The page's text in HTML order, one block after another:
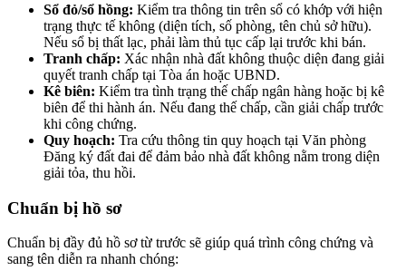
Sổ đỏ/sổ hồng: Kiểm tra thông tin trên sổ có khớp với hiện
trạng thực tế không (diện tích, số phòng, tên chủ sở hữu).
Nếu sổ bị thất lạc, phải làm thủ tục cấp lại trước khi bán.
Tranh chấp: Xác nhận nhà đất không thuộc diện đang giải
quyết tranh chấp tại Tòa án hoặc UBND.
Kê biên: Kiểm tra tình trạng thế chấp ngân hàng hoặc bị kê
biên để thi hành án. Nếu đang thế chấp, cần giải chấp trước
khi công chứng.
Quy hoạch: Tra cứu thông tin quy hoạch tại Văn phòng
Đăng ký đất đai để đảm bảo nhà đất không nằm trong diện
giải tỏa, thu hồi.
Chuẩn bị hồ sơ
Chuẩn bị đầy đủ hồ sơ từ trước sẽ giúp quá trình công chứng và
sang tên diễn ra nhanh chóng: